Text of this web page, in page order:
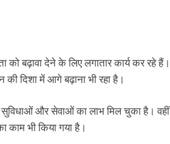
को बढ़ावा देने के लिए लगातार कार्य कर रहे हैं।
दिशा में आगे बढ़ाना भी रहा है।
और सेवाओं का लाभ मिल चुका है। वहीं
भी किया गया है।